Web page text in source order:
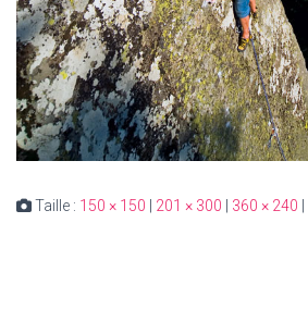
Taille : 150 × 150 201 × 300 360 × 240